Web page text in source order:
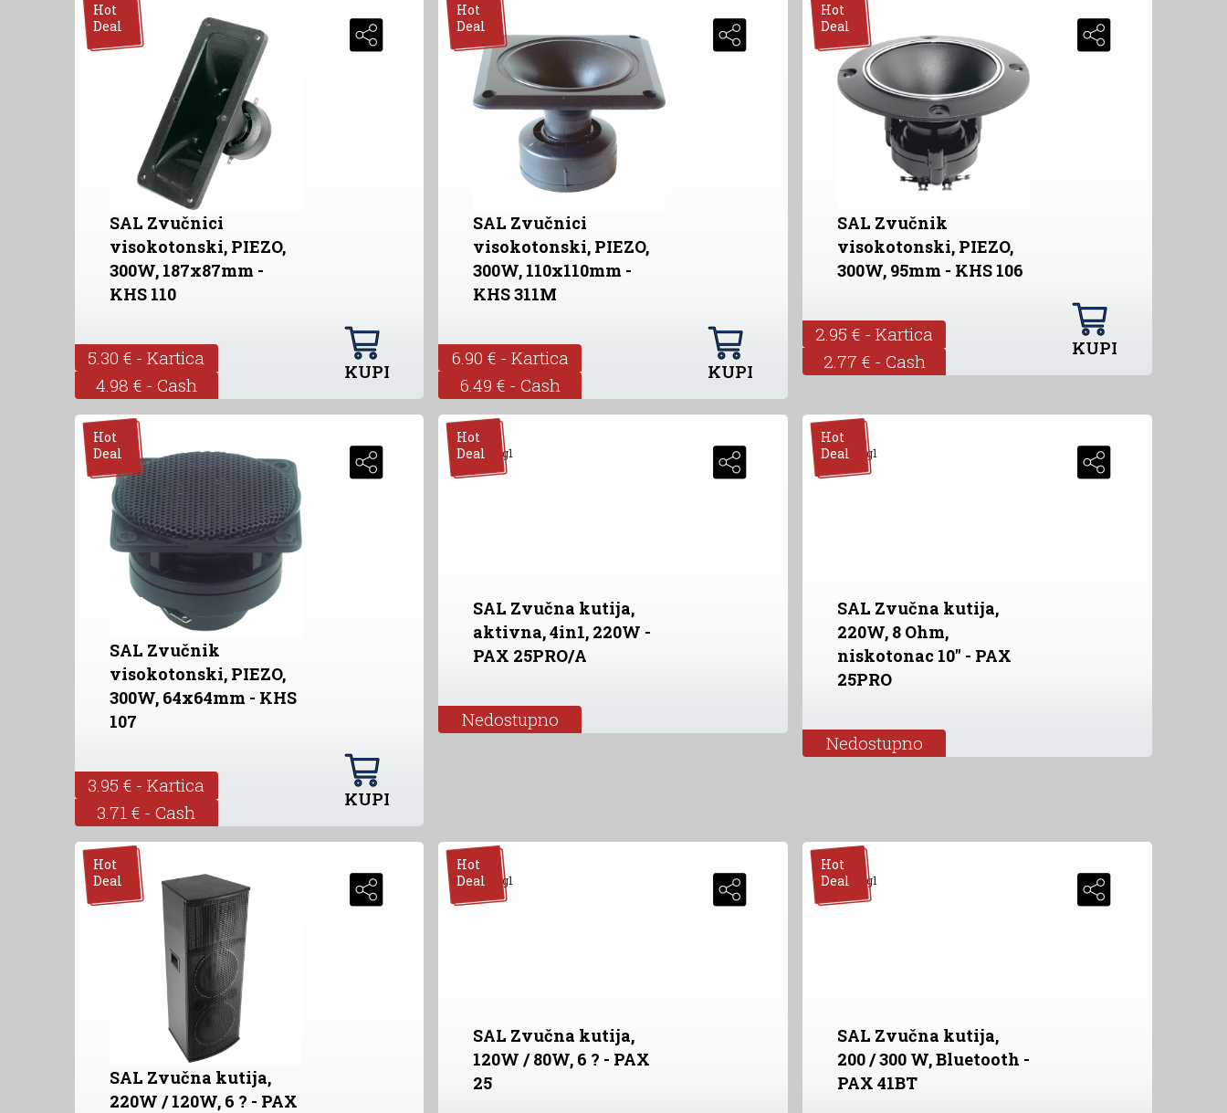
Hot
Deal
SAL Zvučnici
visokotonski, PIEZO,
300W, 187x87mm -
KHS 110
5.30 € - Kartica
4.98 € - Cash
KUPI
Hot
Deal
SAL Zvučnici
visokotonski, PIEZO,
300W, 110x110mm -
KHS 311M
6.90 € - Kartica
6.49 € - Cash
KUPI
Hot
Deal
SAL Zvučnik
visokotonski, PIEZO,
300W, 95mm - KHS 106
2.95 € - Kartica
2.77 € - Cash
KUPI
Hot
Deal
SAL Zvučnik
visokotonski, PIEZO,
300W, 64x64mm - KHS
107
3.95 € - Kartica
3.71 € - Cash
KUPI
Hot
Deal
SAL Zvučna kutija,
aktivna, 4in1, 220W -
PAX 25PRO/A
Nedostupno
Hot
Deal
SAL Zvučna kutija,
220W, 8 Ohm,
niskotonac 10" - PAX
25PRO
Nedostupno
Hot
Deal
SAL Zvučna kutija,
220W / 120W, 6 ? - PAX
Hot
Deal
SAL Zvučna kutija,
120W / 80W, 6 ? - PAX
25
Hot
Deal
SAL Zvučna kutija,
200 / 300 W, Bluetooth -
PAX 41BT